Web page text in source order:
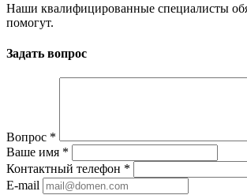
Наши квалифицированные специалисты
помогут.
Задать вопрос
Вопрос *
Ваше имя *
Контактный телефон *
E-mail